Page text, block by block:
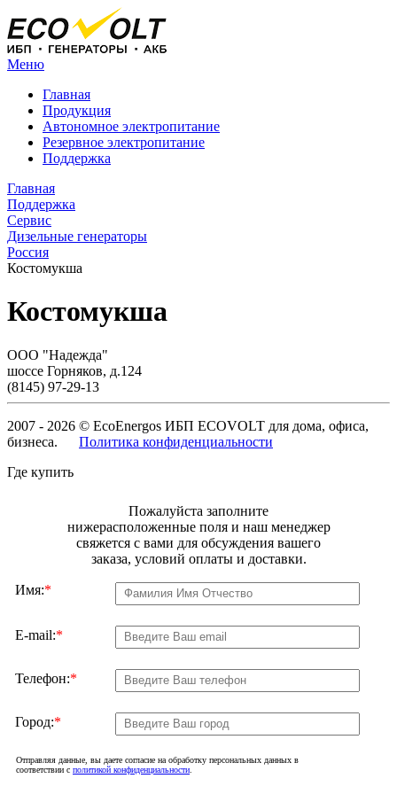
Меню
Главная
Продукция
Автономное электропитание
Резервное электропитание
Поддержка
Главная
Поддержка
Сервис
Дизельные генераторы
Россия
Костомукша
Костомукша
ООО "Надежда"
шоссе Горняков, д.124
(8145) 97-29-13
2007 - 2026 © EcoEnergos ИБП ECOVOLT для дома, офиса,
бизнеса. Политика конфиденциальности
Где купить
Пожалуйста заполните
нижерасположенные поля и наш менеджер
свяжется с вами для обсуждения вашего
заказа, условий оплаты и доставки.
Имя:*
E-mail:*
Телефон:*
Город:*
Отправляя данные, вы даете согласие на обработку персональных данных в
соответствии с политикой конфиденциальности